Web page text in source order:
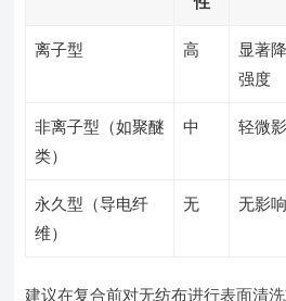
离子型 高
显著
强度
非离子型（如聚醚
类）
中 轻微
永久型（导电纤
维）
无 无影响
建议在复合前对无纺布进行表面清